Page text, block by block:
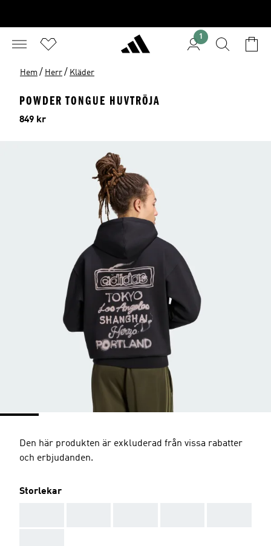
1
Hem / Herr / Kläder
POWDER TONGUE HUVTRÖJA
Pris
849 kr
Den här produkten är exkluderad från vissa rabatter
och erbjudanden.
Storlekar